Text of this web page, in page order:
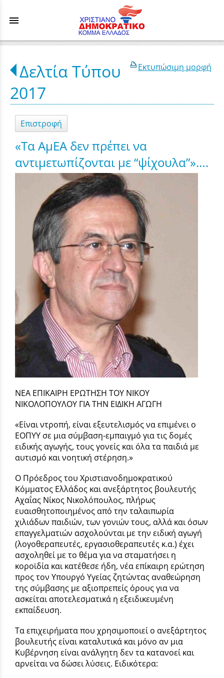
menu
Εκτυπώσιμη μορφή
Δελτία Τύπου
2017
Επιστροφή
«Τα ΑμΕΑ δεν πρέπει να
αντιμετωπίζονται με “ψίχουλα”»….
ΝΕΑ ΕΠΙΚΑΙΡΗ ΕΡΩΤΗΣΗ ΤΟΥ ΝΙΚΟΥ
ΝΙΚΟΛΟΠΟΥΛΟΥ ΓΙΑ ΤΗΝ ΕΙΔΙΚΗ ΑΓΩΓΗ
«Είναι ντροπή, είναι εξευτελισμός να επιμένει ο
ΕΟΠΥΥ σε μια σύμβαση-εμπαιγμό για τις δομές
ειδικής αγωγής, τους γονείς και όλα τα παιδιά με
αυτισμό και νοητική στέρηση.»
Ο Πρόεδρος του Χριστιανοδημοκρατικού
Κόμματος Ελλάδος και ανεξάρτητος βουλευτής
Αχαΐας Νίκος Νικολόπουλος, πλήρως
ευαισθητοποιημένος από την ταλαιπωρία
χιλιάδων παιδιών, των γονιών τους, αλλά και όσων
επαγγελματιών ασχολούνται με την ειδική αγωγή
(λογοθεραπευτές, εργασιοθεραπευτές κ.α.) έχει
ασχοληθεί με το θέμα για να σταματήσει η
κοροϊδία και κατέθεσε ήδη, νέα επίκαιρη ερώτηση
προς τον Υπουργό Υγείας ζητώντας αναθεώρηση
της σύμβασης με αξιοπρεπείς όρους για να
ασκείται αποτελεσματικά η εξειδικευμένη
εκπαίδευση.
Τα επιχειρήματα που χρησιμοποιεί ο ανεξάρτητος
βουλευτής είναι καταλυτικά και μόνο αν μια
Κυβέρνηση είναι ανάλγητη δεν τα κατανοεί και
αρνείται να δώσει λύσεις. Ειδικότερα: